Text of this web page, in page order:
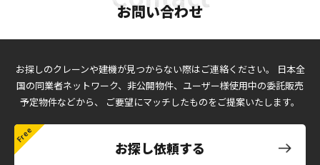
お問い合わせ
お探しのクレーンや建機が見つからない際はご連絡ください。
日本全
国の同業者ネットワーク、非公開物件、ユーザー様使用中の委託販売
予定物件などから、
ご要望にマッチしたものをご提案いたします。
お探し依頼する